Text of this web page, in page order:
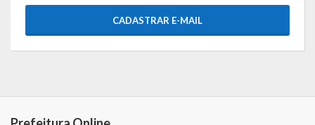
CADASTRAR E-MAIL